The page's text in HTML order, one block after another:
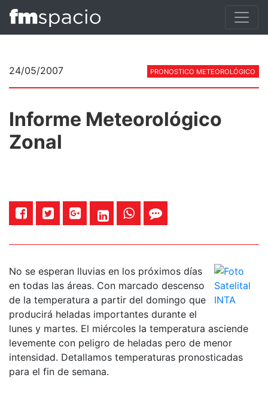
24/05/2007 PRONOSTICO METEOROLÓGICO
Informe Meteorológico
Zonal
No se esperan lluvias en los próximos días
en todas las áreas. Con marcado descenso
de la temperatura a partir del domingo que
producirá heladas importantes durante el
lunes y martes. El miércoles la temperatura asciende
levemente con peligro de heladas pero de menor
intensidad. Detallamos temperaturas pronosticadas
para el fin de semana.